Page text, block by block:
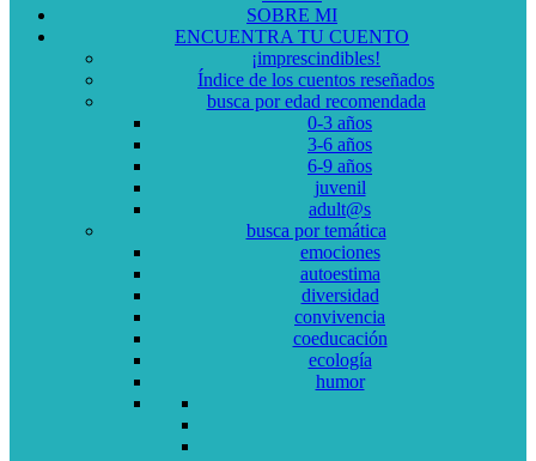
SOBRE MI
ENCUENTRA TU CUENTO
¡imprescindibles!
Índice de los cuentos reseñados
busca por edad recomendada
0-3 años
3-6 años
6-9 años
juvenil
adult@s
busca por temática
emociones
autoestima
diversidad
convivencia
coeducación
ecología
humor